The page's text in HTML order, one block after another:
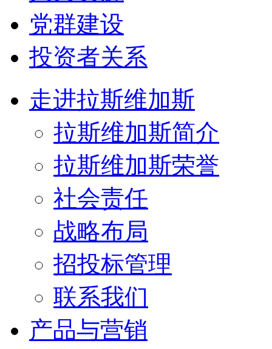
党群建设
投资者关系
走进拉斯维加斯
拉斯维加斯简介
拉斯维加斯荣誉
社会责任
战略布局
招投标管理
联系我们
产品与营销